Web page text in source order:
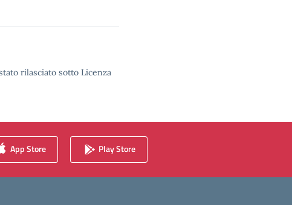
rilasciato sotto Licenza
App Store Play Store